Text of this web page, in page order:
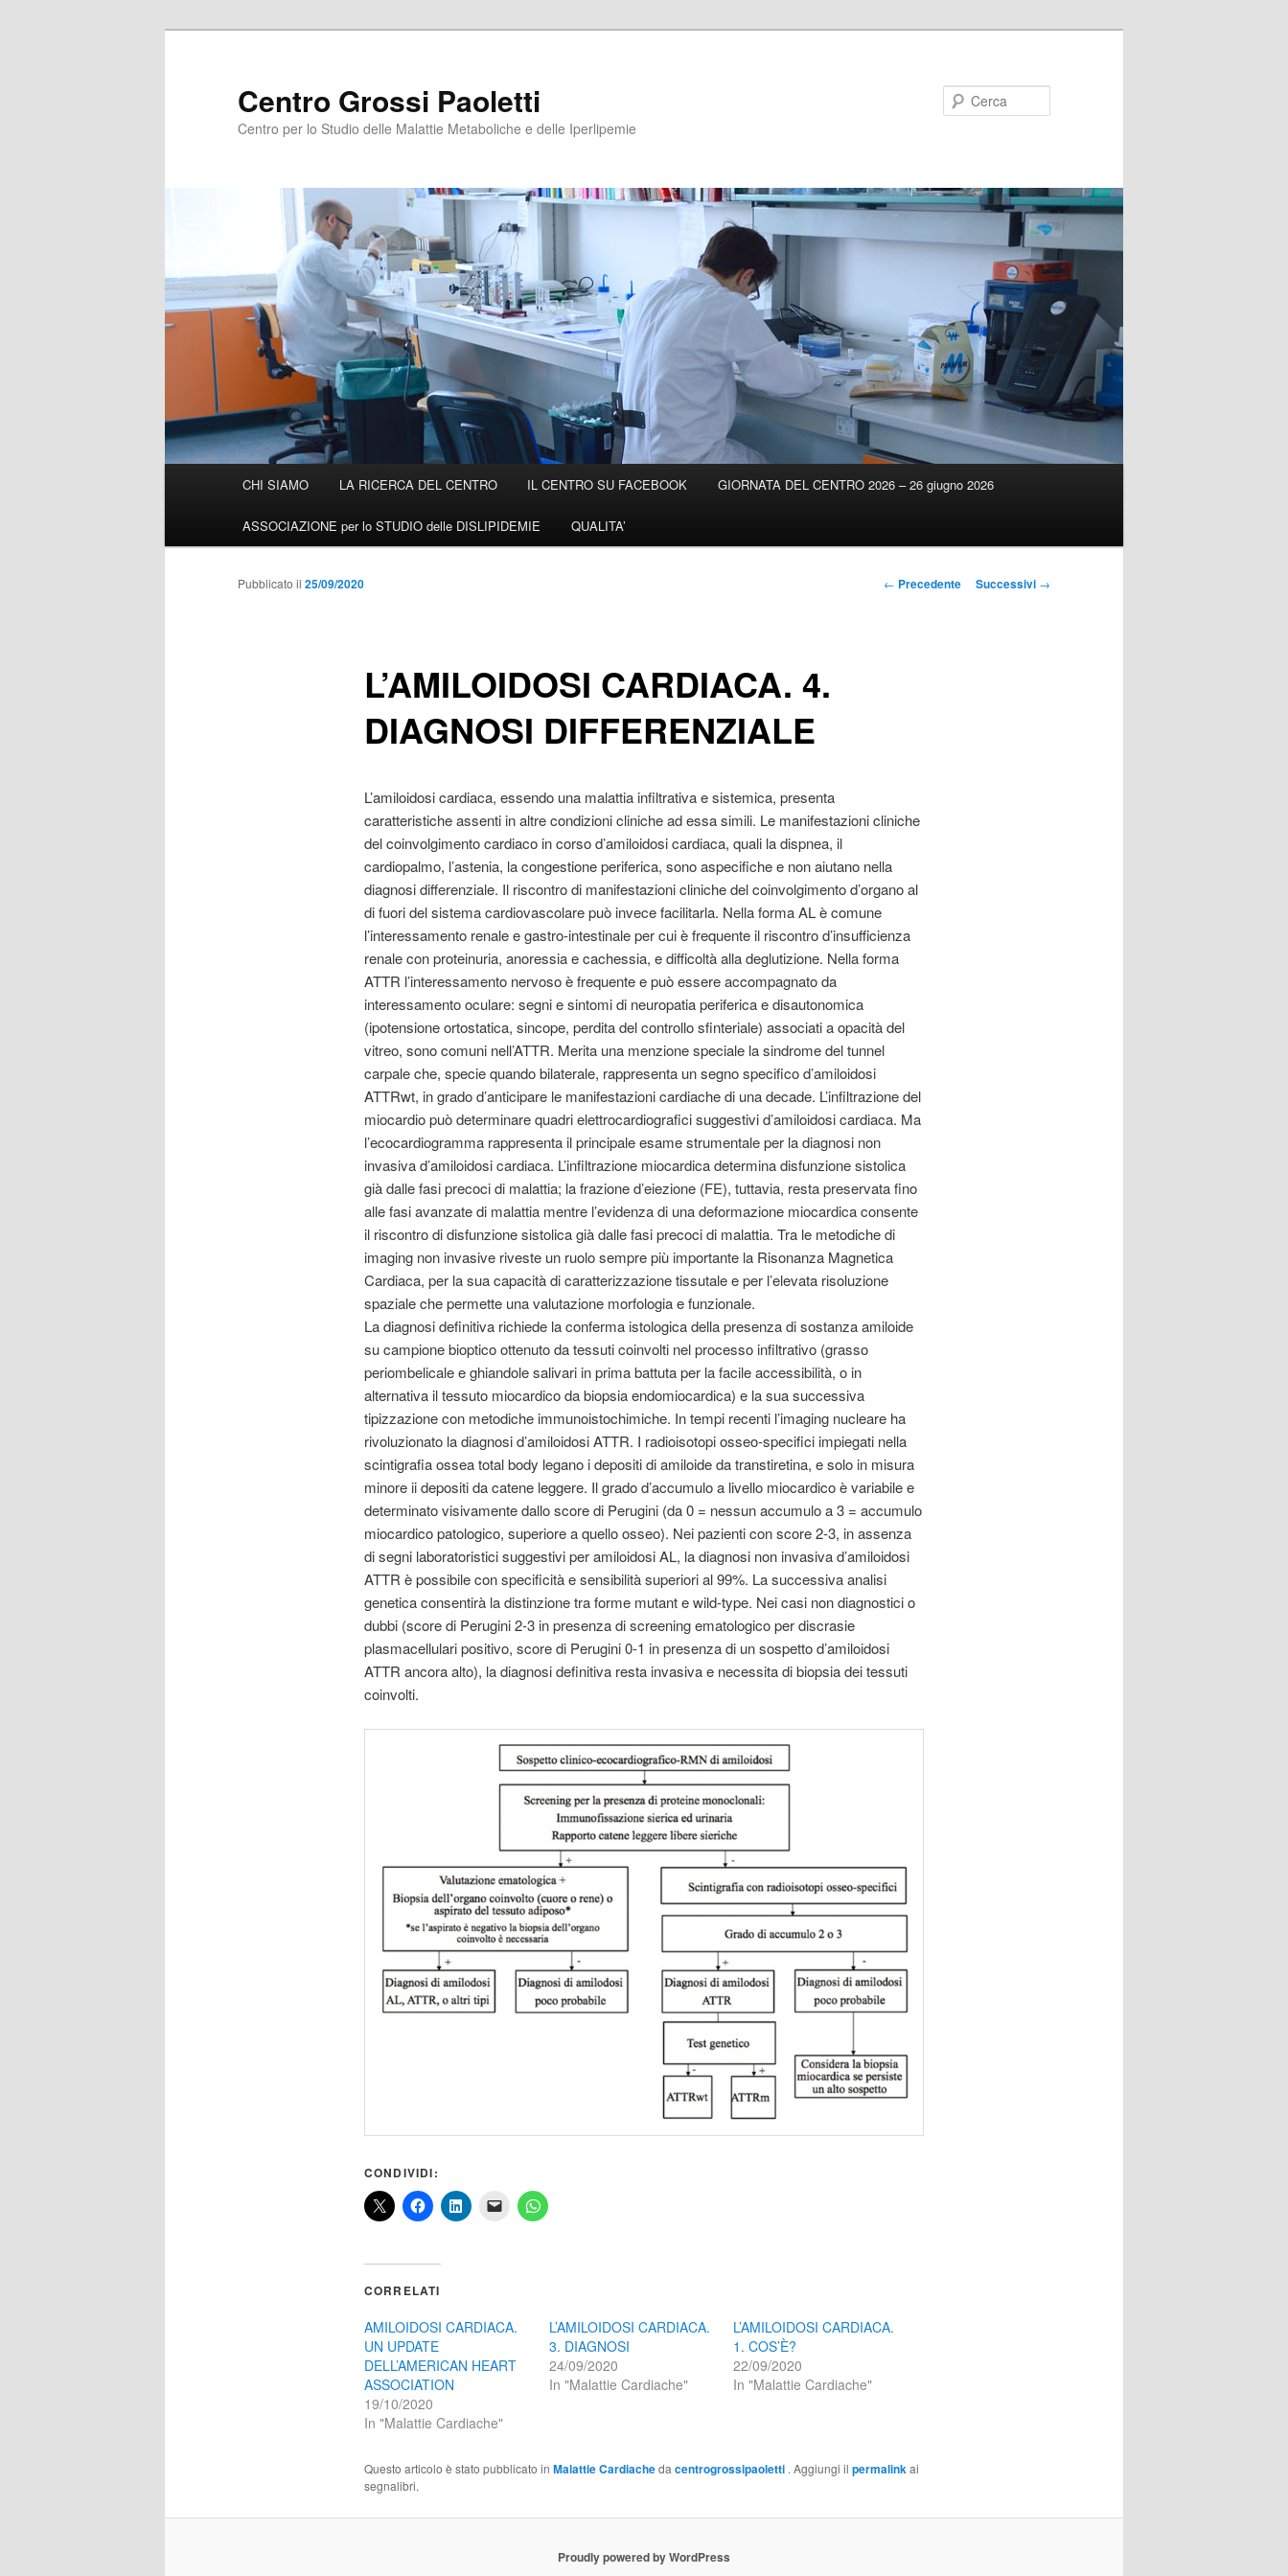
Centro Grossi Paoletti
Centro per lo Studio delle Malattie Metaboliche e delle Iperlipemie
Vai
al
contenuto
CHI SIAMO LA RICERCA DEL CENTRO IL CENTRO SU FACEBOOK GIORNATA DEL CENTRO 2026 – 26 giugno 2026
ASSOCIAZIONE per lo STUDIO delle DISLIPIDEMIE QUALITA’
Navigazione
← Precedente Successivi →
L’AMILOIDOSI CARDIACA. 4.
DIAGNOSI DIFFERENZIALE
Pubblicato il 25/09/2020
L’amiloidosi cardiaca, essendo una malattia infiltrativa e sistemica, presenta
caratteristiche assenti in altre condizioni cliniche ad essa simili. Le manifestazioni cliniche
del coinvolgimento cardiaco in corso d’amiloidosi cardiaca, quali la dispnea, il
cardiopalmo, l’astenia, la congestione periferica, sono aspecifiche e non aiutano nella
diagnosi differenziale. Il riscontro di manifestazioni cliniche del coinvolgimento d’organo al
di fuori del sistema cardiovascolare può invece facilitarla. Nella forma AL è comune
l’interessamento renale e gastro-intestinale per cui è frequente il riscontro d’insufficienza
renale con proteinuria, anoressia e cachessia, e difficoltà alla deglutizione. Nella forma
ATTR l’interessamento nervoso è frequente e può essere accompagnato da
interessamento oculare: segni e sintomi di neuropatia periferica e disautonomica
(ipotensione ortostatica, sincope, perdita del controllo sfinteriale) associati a opacità del
vitreo, sono comuni nell’ATTR. Merita una menzione speciale la sindrome del tunnel
carpale che, specie quando bilaterale, rappresenta un segno specifico d’amiloidosi
ATTRwt, in grado d’anticipare le manifestazioni cardiache di una decade. L’infiltrazione del
miocardio può determinare quadri elettrocardiografici suggestivi d’amiloidosi cardiaca. Ma
l’ecocardiogramma rappresenta il principale esame strumentale per la diagnosi non
invasiva d’amiloidosi cardiaca. L’infiltrazione miocardica determina disfunzione sistolica
già dalle fasi precoci di malattia; la frazione d’eiezione (FE), tuttavia, resta preservata fino
alle fasi avanzate di malattia mentre l’evidenza di una deformazione miocardica consente
il riscontro di disfunzione sistolica già dalle fasi precoci di malattia. Tra le metodiche di
imaging non invasive riveste un ruolo sempre più importante la Risonanza Magnetica
Cardiaca, per la sua capacità di caratterizzazione tissutale e per l’elevata risoluzione
spaziale che permette una valutazione morfologia e funzionale.
La diagnosi definitiva richiede la conferma istologica della presenza di sostanza amiloide
su campione bioptico ottenuto da tessuti coinvolti nel processo infiltrativo (grasso
periombelicale e ghiandole salivari in prima battuta per la facile accessibilità, o in
alternativa il tessuto miocardico da biopsia endomiocardica) e la sua successiva
tipizzazione con metodiche immunoistochimiche. In tempi recenti l’imaging nucleare ha
rivoluzionato la diagnosi d’amiloidosi ATTR. I radioisotopi osseo-specifici impiegati nella
scintigrafia ossea total body legano i depositi di amiloide da transtiretina, e solo in misura
minore ii depositi da catene leggere. Il grado d’accumulo a livello miocardico è variabile e
determinato visivamente dallo score di Perugini (da 0 = nessun accumulo a 3 = accumulo
miocardico patologico, superiore a quello osseo). Nei pazienti con score 2-3, in assenza
di segni laboratoristici suggestivi per amiloidosi AL, la diagnosi non invasiva d’amiloidosi
ATTR è possibile con specificità e sensibilità superiori al 99%. La successiva analisi
genetica consentirà la distinzione tra forme mutant e wild-type. Nei casi non diagnostici o
dubbi (score di Perugini 2-3 in presenza di screening ematologico per discrasie
plasmacellulari positivo, score di Perugini 0-1 in presenza di un sospetto d’amiloidosi
ATTR ancora alto), la diagnosi definitiva resta invasiva e necessita di biopsia dei tessuti
coinvolti.
CONDIVIDI:
CORRELATI
AMILOIDOSI CARDIACA.
UN UPDATE
DELL’AMERICAN HEART
ASSOCIATION
19/10/2020
In "Malattie Cardiache"
L’AMILOIDOSI CARDIACA.
3. DIAGNOSI
24/09/2020
In "Malattie Cardiache"
L’AMILOIDOSI CARDIACA.
1. COS’È?
22/09/2020
In "Malattie Cardiache"
Questo articolo è stato pubblicato in Malattie Cardiacheda centrogrossipaoletti . Aggiungi il permalinkai
segnalibri.
Proudly powered by WordPress